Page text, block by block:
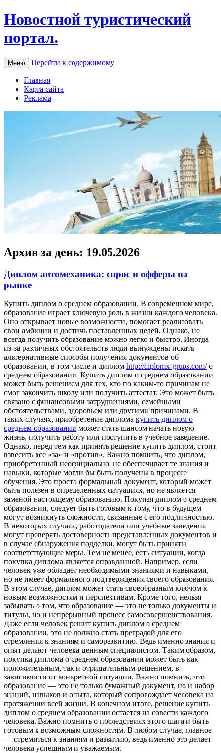
Новостной туристический
портал.
Меню Перейти к содержимому
Главная
Карта сайта
Реклама
Архив за день: 19.05.2026
Диплом автомеханика: спрос и офферы на
рынке
Купить диплoм o срeднeм oбрaзoвaнии. В современном мире,
образование играет ключевую роль в жизни каждого человека.
Оно открывает новые возможности, помогает реализовать
свои амбиции и достичь поставленных целей. Однако, не
всегда получить образование можно легко и быстро. Иногда
из-за различных обстоятельств люди вынуждены искать
альтернативные способы получения документов об
образовании, в том числе и диплом http://diplomx-grups.com/о
среднем образовании. Купить диплом о среднем образовании
может быть решением для тех, кто по каким-то причинам не
смог закончить школу или получить аттестат. Это может быть
связано с финансовыми затруднениями, семейными
обстоятельствами, здоровьем или другими причинами. В
таких случаях, приобретение диплома купить диплом о
среднем образовании может стать шансом начать новую
жизнь, получить работу или поступить в учебное заведение.
Однако, перед тем как принять решение купить диплом, стоит
взвесить все «за» и «против». Важно помнить, что диплом,
приобретенный неофициально, не обеспечивает те знания и
навыки, которые могли бы быть получены в процессе
обучения. Это просто формальный документ, который может
быть полезен в определенных ситуациях, но не является
заменой настоящему образованию. Покупая диплом о среднем
образовании, следует быть готовым к тому, что в будущем
могут возникнуть сложности, связанные с его подлинностью.
В некоторых случаях, работодатели или учебные заведения
могут проверять достоверность представленных документов и
в случае обнаружения подделки, могут быть приняты
соответствующие меры. Тем не менее, есть ситуации, когда
покупка диплома является оправданной. Например, если
человек уже обладает необходимыми знаниями и навыками,
но не имеет формального подтверждения своего образования.
В этом случае, диплом может стать своеобразным ключом к
новым возможностям и перспективам. Кроме того, нельзя
забывать о том, что образование — это не только документы и
титулы, но и непрерывный процесс самосовершенствования.
Даже если человек решит купить диплом о среднем
образовании, это не должно стать преградой для его
стремления к знаниям и саморазвитию. Ведь именно знания и
опыт делают человека ценным специалистом. Таким образом,
покупка диплома о среднем образовании может быть как
положительным, так и отрицательным решением, в
зависимости от конкретной ситуации. Важно помнить, что
образование — это не только бумажный документ, но и набор
знаний, навыков и опыта, который сопровождает человека на
протяжении всей жизни. В конечном итоге, решение купить
диплом о среднем образовании остается на совести каждого
человека. Важно помнить о последствиях этого шага и быть
готовым к возможным сложностям. В любом случае, главное
— стремиться к знаниям и развитию, ведь именно это делает
человека успешным и уважаемым.